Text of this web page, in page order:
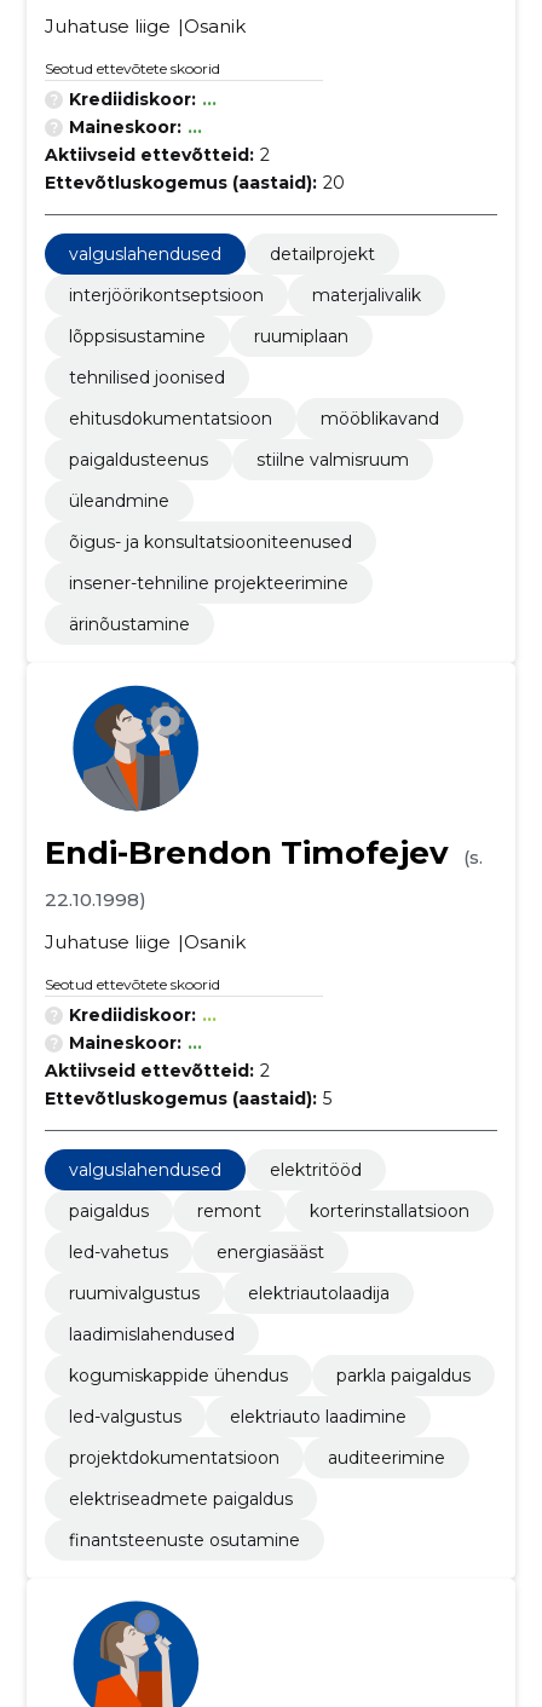
Juhatuse liige
Osanik
Seotud ettevõtete skoorid
Krediidiskoor: ...
Maineskoor: ...
Aktiivseid ettevõtteid: 2
Ettevõtluskogemus (aastaid): 20
valguslahendused
detailprojekt
interjöörikontseptsioon
materjalivalik
lõppsisustamine
ruumiplaan
tehnilised joonised
ehitusdokumentatsioon
mööblikavand
paigaldusteenus
stiilne valmisruum
üleandmine
õigus- ja konsultatsiooniteenused
insener-tehniline projekteerimine
ärinõustamine
Endi-Brendon Timofejev
(s.
22.10.1998)
Juhatuse liige
Osanik
Seotud ettevõtete skoorid
Krediidiskoor: ...
Maineskoor: ...
Aktiivseid ettevõtteid: 2
Ettevõtluskogemus (aastaid): 5
valguslahendused
elektritööd
paigaldus
remont
korterinstallatsioon
led-vahetus
energiasääst
ruumivalgustus
elektriautolaadija
laadimislahendused
kogumiskappide ühendus
parkla paigaldus
led-valgustus
elektriauto laadimine
projektdokumentatsioon
auditeerimine
elektriseadmete paigaldus
finantsteenuste osutamine